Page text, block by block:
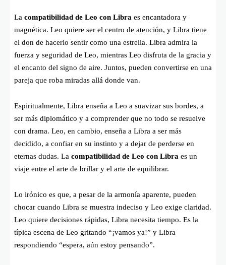
La compatibilidad de Leo con Libra es encantadora y
magnética. Leo quiere ser el centro de atención, y Libra tiene
el don de hacerlo sentir como una estrella. Libra admira la
fuerza y seguridad de Leo, mientras Leo disfruta de la gracia y
el encanto del signo de aire. Juntos, pueden convertirse en una
pareja que roba miradas allá donde van.
Espiritualmente, Libra enseña a Leo a suavizar sus bordes, a
ser más diplomático y a comprender que no todo se resuelve
con drama. Leo, en cambio, enseña a Libra a ser más
decidido, a confiar en su instinto y a dejar de perderse en
eternas dudas. La compatibilidad de Leo con Libra es un
viaje entre el arte de brillar y el arte de equilibrar.
Lo irónico es que, a pesar de la armonía aparente, pueden
chocar cuando Libra se muestra indeciso y Leo exige claridad.
Leo quiere decisiones rápidas, Libra necesita tiempo. Es la
típica escena de Leo gritando “¡vamos ya!” y Libra
respondiendo “espera, aún estoy pensando”.